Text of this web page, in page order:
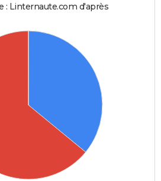
: Linternaute.com d'après